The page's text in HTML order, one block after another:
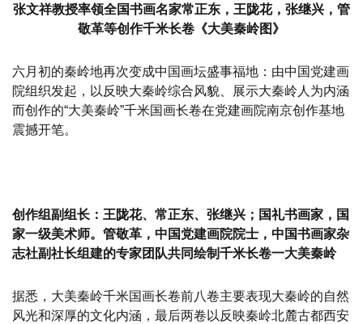
张文祥教授率领全国书画名家常正东，王陇花，张继兴，管
敬革等创作千米长卷《大美秦岭图》
六月初的秦岭地再次变成中国画坛盛事福地：由中国党建画
院组织发起，以反映大秦岭综合风貌、展示大秦岭人为内涵
而创作的“大美秦岭”千米国画长卷在党建画院南京创作基地
震撼开笔。
创作组副组长：王陇花、常正东、张继兴；国礼书画家，国
家一级美术师。管敬革，中国党建画院院士，中国书画家杂
志社副社长组建的专家团队共同绘制千米长卷一大美秦岭
据悉，大美秦岭千米国画长卷前八卷主要表现大秦岭的自然
风光和深厚的文化内涵，最后两卷以反映秦岭北麓古都西安